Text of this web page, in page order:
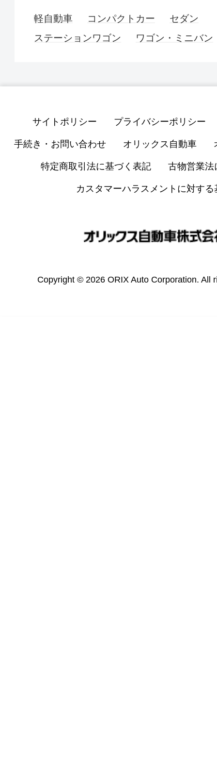
軽自動車 コンパクトカー
セダン
ステーションワゴン
ワゴン・ミニバン
サイトポリシー プライバシーポリシー
手続き・お問い合わせ オリックス自動車
特定商取引法に基づく表記 古物営業法
カスタマーハラスメントに対する
Copyright © 2026 ORIX Auto Corporation. All